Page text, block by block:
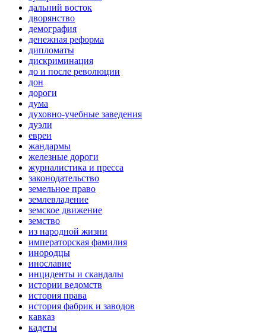
дальний восток
дворянство
демография
денежная реформа
дипломаты
дискриминация
до и после революции
дон
дороги
дума
духовно-учебные заведения
дуэли
евреи
жандармы
железные дороги
журналистика и пресса
законодательство
земельное право
землевладение
земское движение
земство
из народной жизни
императорская фамилия
инородцы
инославие
инциденты и скандалы
истории ведомств
история права
история фабрик и заводов
кавказ
кадеты